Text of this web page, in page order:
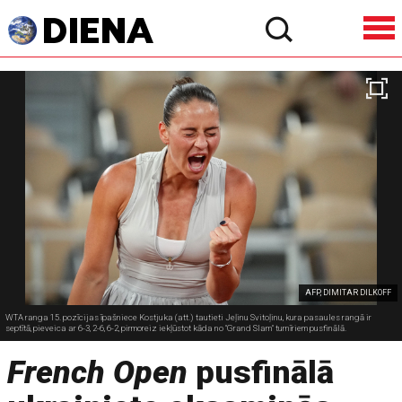
AFP, DIMITAR DILKOFF
WTA ranga 15. pozīcijas īpašniece Kostjuka (att.) tautieti Jeļinu Svitoļinu, kura pasaules rangā ir
septītā, pieveica ar 6-3, 2-6, 6-2, pirmoreiz iekļūstot kāda no "Grand Slam" turnīriem pusfinālā.
French Open pusfinālā